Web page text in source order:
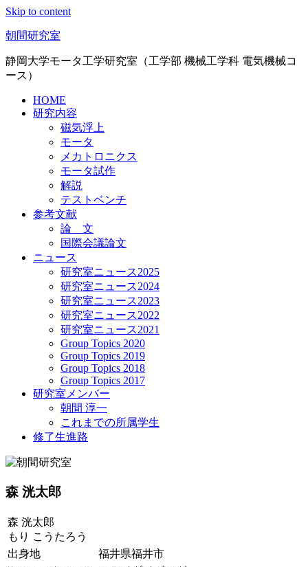
Skip to content
朝間研究室
静岡大学モータ工学研究室（工学部 機械工学科 電気機械コ
ース）
HOME
研究内容
磁気浮上
モータ
メカトロニクス
モータ試作
解説
テストベンチ
参考文献
論 文
国際会議論文
ニュース
研究室ニュース2025
研究室ニュース2024
研究室ニュース2023
研究室ニュース2022
研究室ニュース2021
Group Topics 2020
Group Topics 2019
Group Topics 2018
Group Topics 2017
研究室メンバー
朝間 淳一
これまでの所属学生
修了生進路
森 洸太郎
森 洸太郎
もり こうたろう
出身地
福井県福井市